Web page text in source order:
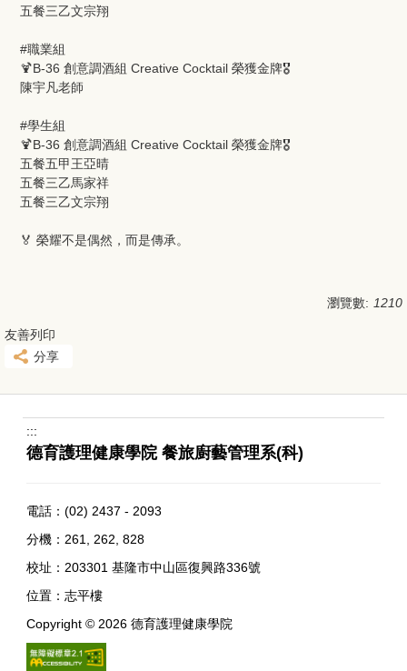
五餐三乙文宗翔
#職業組
🍹B-36 創意調酒組 Creative Cocktail 榮獲金牌🎖️
陳宇凡老師
#學生組
🍹B-36 創意調酒組 Creative Cocktail 榮獲金牌🎖️
五餐五甲王亞晴
五餐三乙馬家祥
五餐三乙文宗翔
🏅 榮耀不是偶然，而是傳承。
瀏覽數: 1210
友善列印
分享
:::
德育護理健康學院 餐旅廚藝管理系(科)
電話：(02) 2437 - 2093
分機：261, 262, 828
校址： 203301 基隆市中山區復興路336號
位置：志平樓
Copyright © 2026 德育護理健康學院